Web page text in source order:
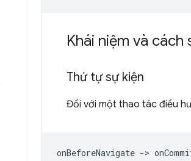
Khái niệm và cách
Thứ tự sự kiện
Đối với một thao tác điều